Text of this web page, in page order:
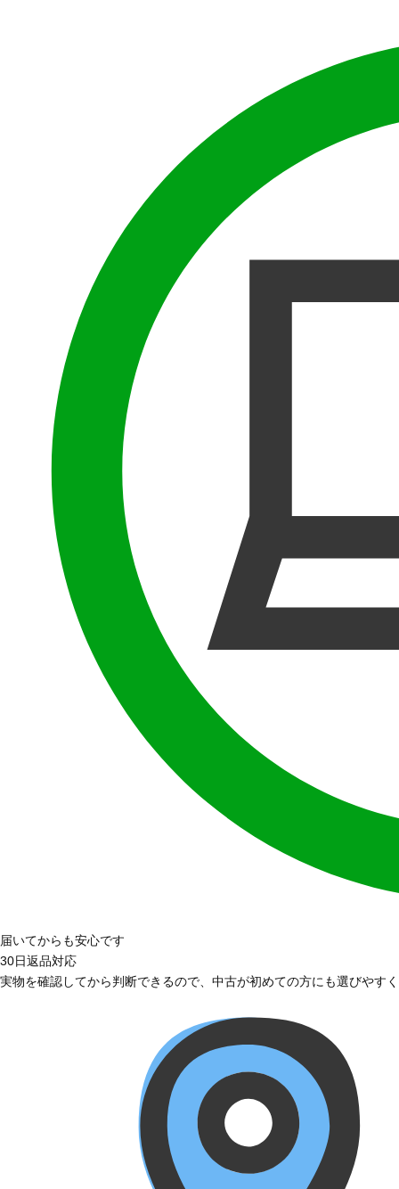
届いてからも安心です
30日返品対応
実物を確認してから判断できるので、中古が初めての方にも選びやす